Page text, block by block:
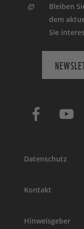
Bleiben
dem
Sie
Datenschutz
Kontakt
Hinweisgeber